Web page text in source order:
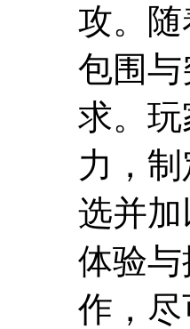
攻。
包围
求。
力，
选并
体验
作，